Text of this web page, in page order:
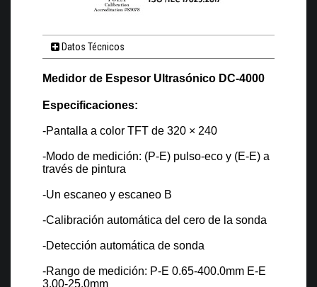
Datos Técnicos
Medidor de Espesor Ultrasónico DC-4000
Especificaciones:
-Pantalla a color TFT de 320 × 240
-Modo de medición: (P-E) pulso-eco y (E-E) a
través de pintura
-Un escaneo y escaneo B
-Calibración automática del cero de la sonda
-Detección automática de sonda
-Rango de medición: P-E 0.65-400.0mm E-E
3.00-25.0mm